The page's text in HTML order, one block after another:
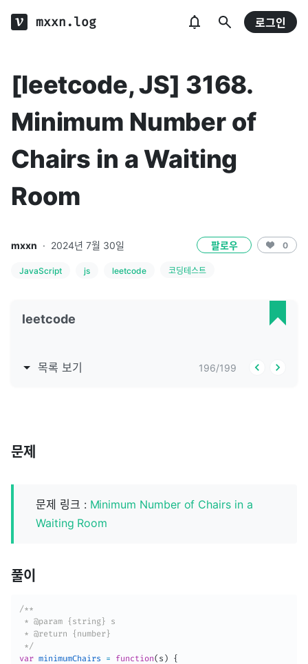
mxxn.log 로그인
[leetcode, JS] 3168.
Minimum Number of
Chairs in a Waiting
Room
mxxn · 2024년 7월 30일 팔로우 0
JavaScript js leetcode 코딩테스트
leetcode
목록 보기 196/199
문제
문제 링크 : Minimum Number of Chairs in a
Waiting Room
풀이
/**
* @param {string} s
* @return {number}
*/
var minimumChairs = function( s )
{